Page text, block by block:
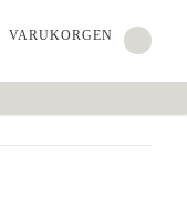
VARUKORGEN